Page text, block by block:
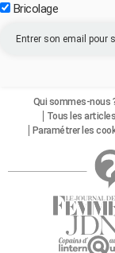
Bricolage
Qui sommes-nous
Tous les articles
Paramétrer les